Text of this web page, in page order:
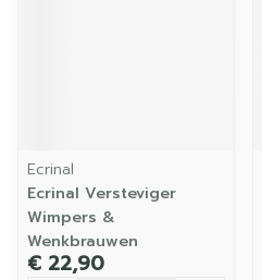
Ecrinal
Ecrinal Versteviger
Wimpers &
Wenkbrauwen
€ 22,90